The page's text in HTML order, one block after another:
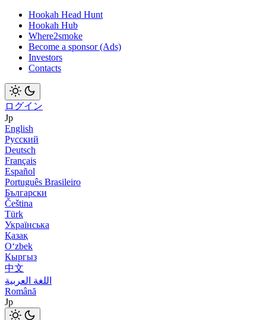
Hookah Head Hunt
Hookah Hub
Where2smoke
Become a sponsor (Ads)
Investors
Contacts
ログイン
Jp
English
Русский
Deutsch
Français
Español
Português Brasileiro
Български
Čeština
Türk
Українська
Қазақ
Оʻzbek
Кыргыз
中文
اللغة العربية
Română
Jp